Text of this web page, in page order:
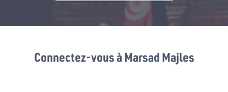
Connectez-vous à Marsad Majles